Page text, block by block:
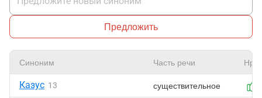
Предложить
Синоним Часть речи
Казус 13 существительное